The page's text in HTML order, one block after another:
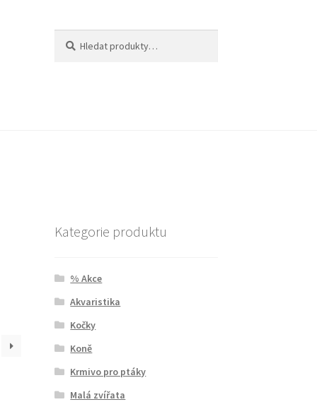
Kategorie produktu
% Akce
Akvaristika
Kočky
Koně
Krmivo pro ptáky
Malá zvířata